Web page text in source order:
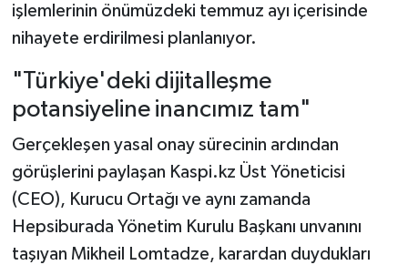
işlemlerinin önümüzdeki temmuz ayı içerisinde
nihayete erdirilmesi planlanıyor.
"Türkiye'deki dijitalleşme
potansiyeline inancımız tam"
Gerçekleşen yasal onay sürecinin ardından
görüşlerini paylaşan Kaspi.kz Üst Yöneticisi
(CEO), Kurucu Ortağı ve aynı zamanda
Hepsiburada Yönetim Kurulu Başkanı unvanını
taşıyan Mikheil Lomtadze, karardan duydukları